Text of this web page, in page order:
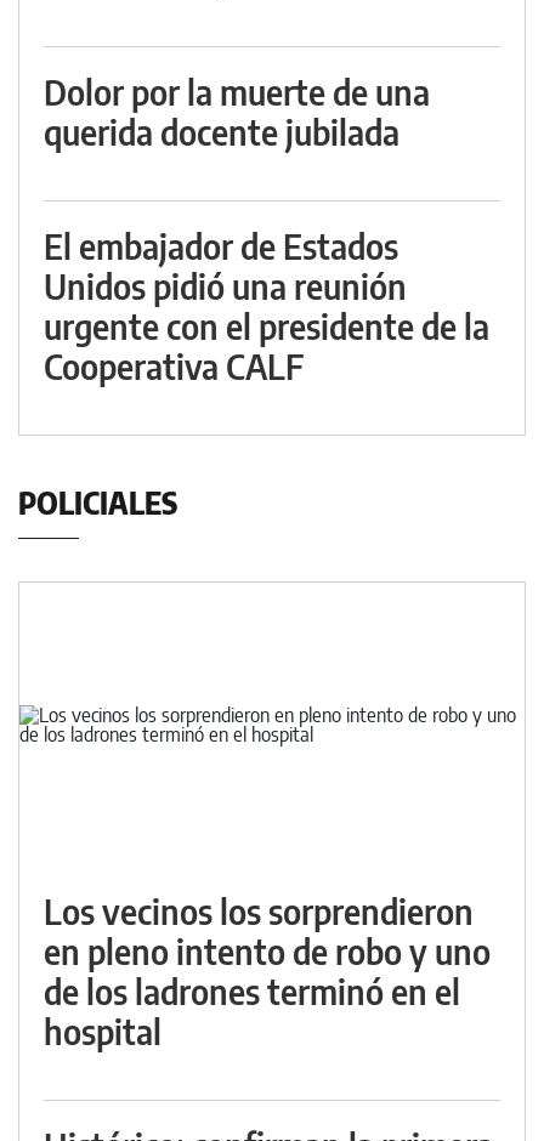
Dolor por la muerte de una
querida docente jubilada
El embajador de Estados
Unidos pidió una reunión
urgente con el presidente de la
Cooperativa CALF
POLICIALES
Los vecinos los sorprendieron
en pleno intento de robo y uno
de los ladrones terminó en el
hospital